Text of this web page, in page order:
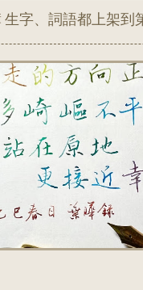
字、詞語都上架到